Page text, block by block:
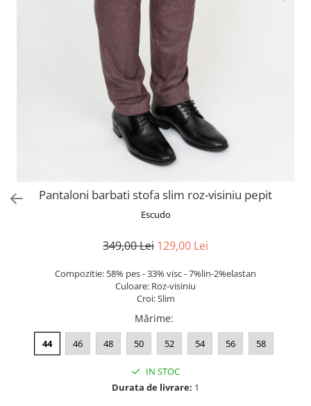
Pantaloni barbati stofa slim roz-visiniu pepit
Escudo
349,00 Lei 129,00 Lei
Compozitie: 58% pes - 33% visc - 7%lin-2%elastan
Culoare: Roz-visiniu
Croi: Slim
Mărime:
44 46 48 50 52 54 56 58
IN STOC
Durata de livrare: 1